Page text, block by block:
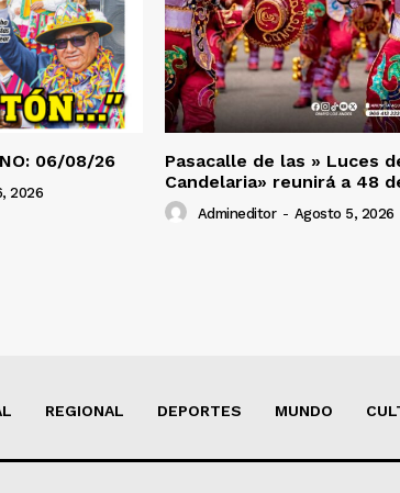
06/08/26
2026
Pasacalle de las » Luces
Candelaria» reunirá a 48
Admineditor - Agosto 5, 2026
REGIONAL DEPORTES MUNDO